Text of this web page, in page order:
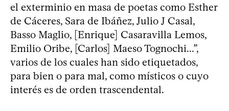
el exterminio en masa de poetas como Esther
de Cáceres, Sara de Ibáñez, Julio J Casal,
Basso Maglio, [Enrique] Casaravilla Lemos,
Emilio Oribe, [Carlos] Maeso Tognochi...”,
varios de los cuales han sido etiquetados,
para bien o para mal, como místicos o cuyo
interés es de orden trascendental.